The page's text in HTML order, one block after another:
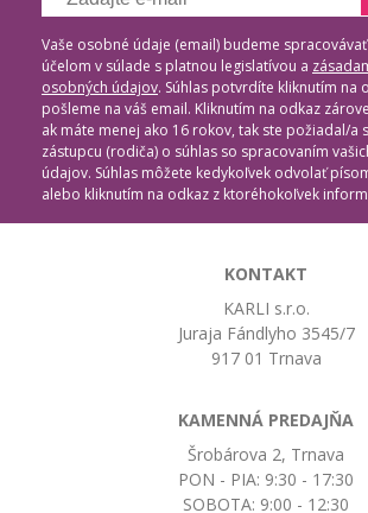
Vaše osobné údaje (email) budeme
účelom v súlade s platnou legislatívou a
osobných údajov. Súhlas potvrdíte kliknutím na
pošleme na váš email. Kliknutím na odkaz
ak máte menej ako 16 rokov, tak ste požiadal/a
zástupcu (rodiča) o súhlas so spracovaním
údajov. Súhlas môžete kedykoľvek odvolať
alebo kliknutím na odkaz z ktoréhokoľvek
KONTAKT
KARLI s.r.o.
Juraja Fándlyho 3545/7
917 01 Trnava
KAMENNÁ PREDAJŇA
Šrobárova 2, Trnava
PON - PIA: 9:30 - 17:30
SOBOTA: 9:00 - 12:30